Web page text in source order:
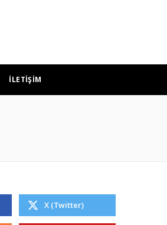
İLETİŞİM
X (Twitter)